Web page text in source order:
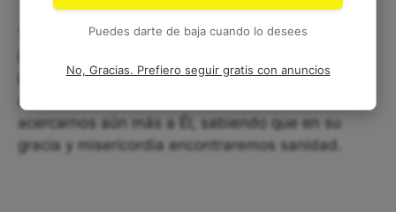
También debemos reconocer que nuestras
la presencia de Jesús. Pero esto no debe
desalentarnos, sino al contrario, debemos
acercarnos aún más a Él, sabiendo que en su
gracia y misericordia encontraremos sanidad.
Puedes darte de baja cuando lo desees
No, Gracias. Prefiero seguir gratis con anuncios